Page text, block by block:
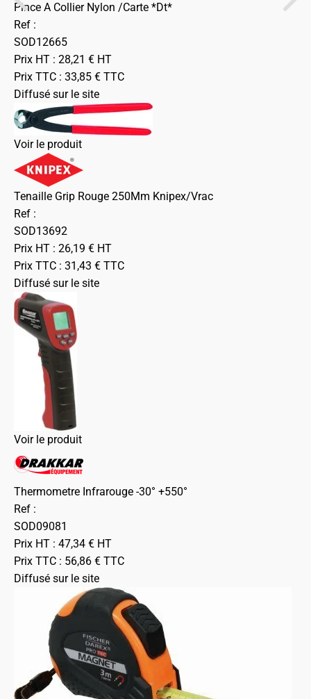
Pince A Collier Nylon /Carte *Dt*
Ref :
SOD12665
Prix HT : 28,21 € HT
Prix TTC : 33,85 € TTC
Diffusé sur le site
Voir le produit
Tenaille Grip Rouge 250Mm Knipex/Vrac
Ref :
SOD13692
Prix HT : 26,19 € HT
Prix TTC : 31,43 € TTC
Diffusé sur le site
Voir le produit
Thermometre Infrarouge -30° +550°
Ref :
SOD09081
Prix HT : 47,34 € HT
Prix TTC : 56,86 € TTC
Diffusé sur le site